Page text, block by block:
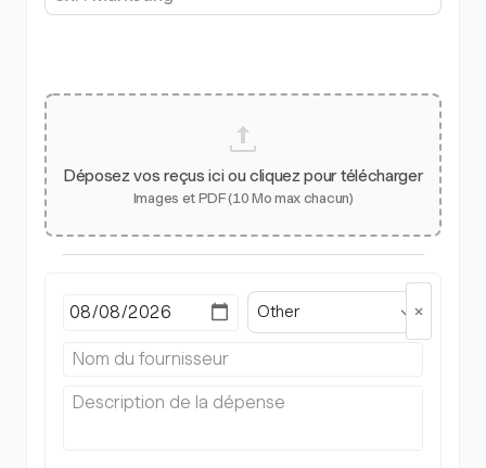
Déposez vos reçus ici ou cliquez pour télécharger
Images et PDF (10 Mo max chacun)
Other